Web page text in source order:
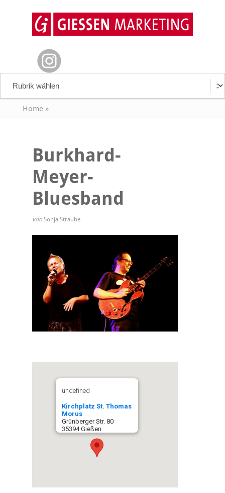
Home»
Burkhard-
Meyer-
Bluesband
von Sonja Straube
undefined
Kirchplatz St. Thomas
Morus
Grünberger Str. 80
35394 Gießen